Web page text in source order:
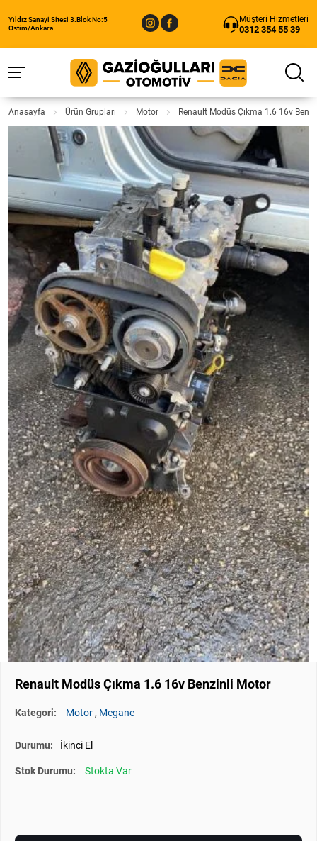
Yıldız Sanayi Sitesi 3.Blok No:5
Ostim/Ankara
Müşteri Hizmetleri
0312 354 55 39
Anasayfa Ürün Grupları Motor Renault Modüs Çıkma 1.6 16v
Renault Modüs Çıkma 1.6 16v Benzinli Motor
Kategori: Motor , Megane
Durumu: İkinci El
Stok Durumu: Stokta Var